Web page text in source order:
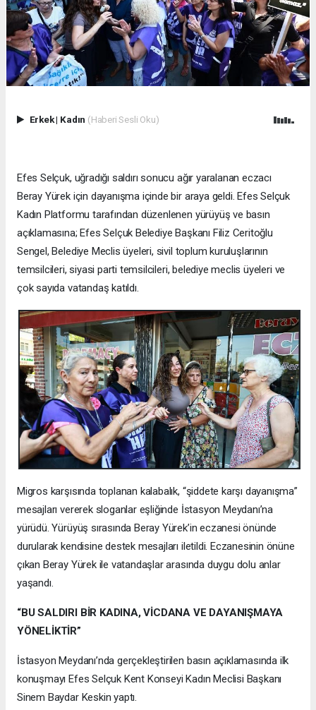
Erkek| Kadın (Haberi Sesli Oku)
Efes Selçuk, uğradığı saldırı sonucu ağır yaralanan eczacı
Beray Yürek için dayanışma içinde bir araya geldi. Efes Selçuk
Kadın Platformu tarafından düzenlenen yürüyüş ve basın
açıklamasına; Efes Selçuk Belediye Başkanı Filiz Ceritoğlu
Sengel, Belediye Meclis üyeleri, sivil toplum kuruluşlarının
temsilcileri, siyasi parti temsilcileri, belediye meclis üyeleri ve
çok sayıda vatandaş katıldı.
Migros karşısında toplanan kalabalık, “şiddete karşı dayanışma”
mesajları vererek sloganlar eşliğinde İstasyon Meydanı’na
yürüdü. Yürüyüş sırasında Beray Yürek’in eczanesi önünde
durularak kendisine destek mesajları iletildi. Eczanesinin önüne
çıkan Beray Yürek ile vatandaşlar arasında duygu dolu anlar
yaşandı.
“BU SALDIRI BİR KADINA, VİCDANA VE DAYANIŞMAYA
YÖNELİKTİR”
İstasyon Meydanı’nda gerçekleştirilen basın açıklamasında ilk
konuşmayı Efes Selçuk Kent Konseyi Kadın Meclisi Başkanı
Sinem Baydar Keskin yaptı.